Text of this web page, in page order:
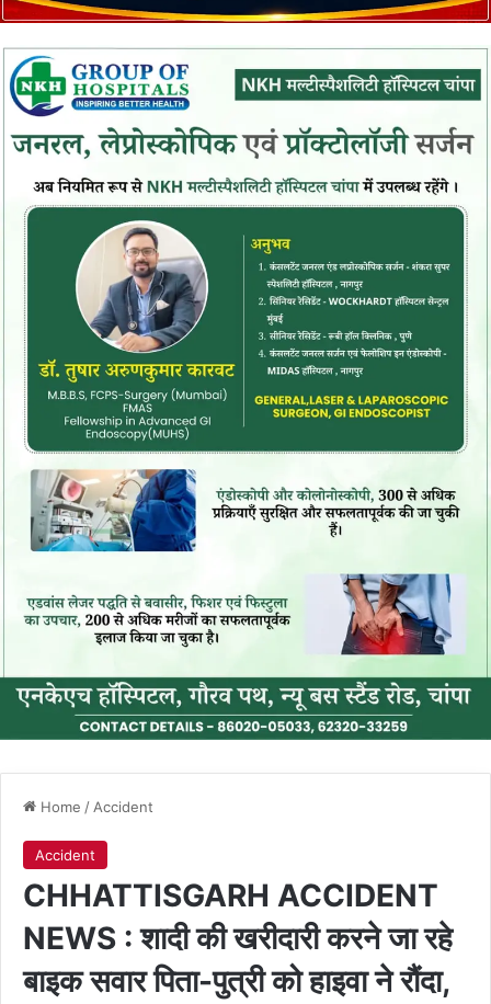
Home /Accident
Accident
CHHATTISGARH ACCIDENT
NEWS : शादी की खरीदारी करने जा रहे
बाइक सवार पिता-पुत्री को हाइवा ने रौंदा,